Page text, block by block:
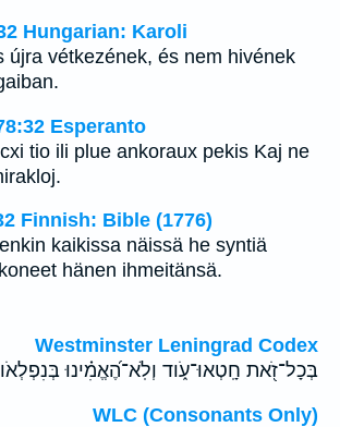
Hungarian: Karoli
újra vétkezének, és nem hivének
Esperanto
tio ili plue ankoraux pekis Kaj ne
Finnish: Bible (1776)
kaikissa näissä he syntiä
hänen ihmeitänsä.
Westminster Leningrad Codex
בְּכָל־זֹ֭את חָֽטְאוּ־עֹ֑וד וְלֹֽא־הֶ֝אֱמִ֗ינוּ
WLC (Consonants Only)